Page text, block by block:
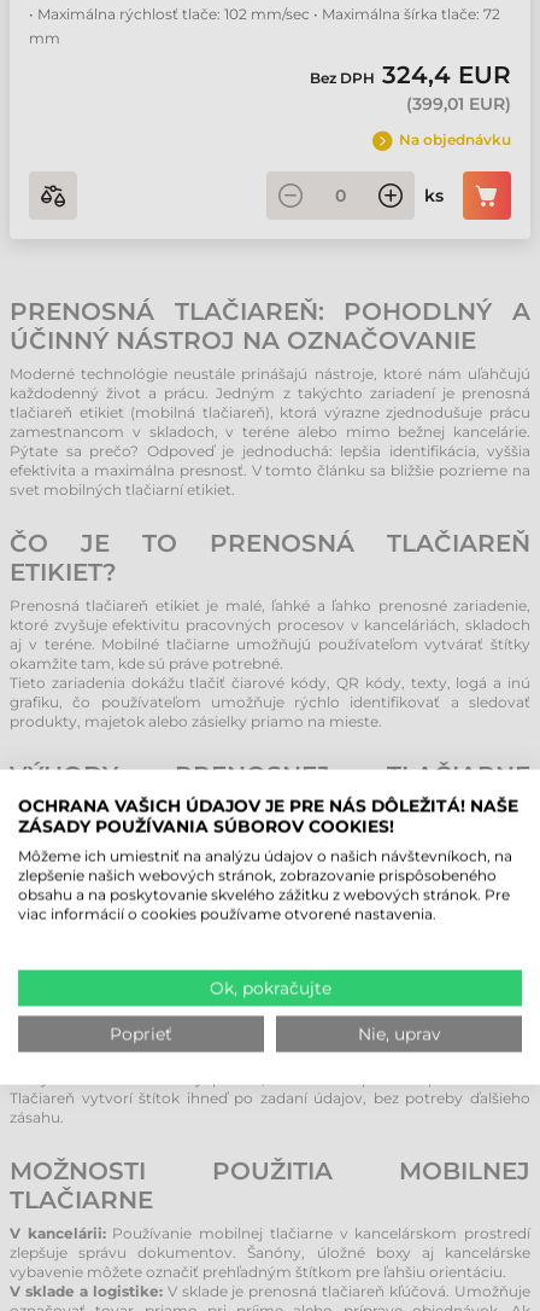
• Maximálna rýchlosť tlače: 102 mm/sec • Maximálna šírka tlače: 72
mm
Bez DPH 324,4 EUR
(399,01 EUR)
Na objednávku
ks
PRENOSNÁ TLAČIAREŇ: POHODLNÝ A
ÚČINNÝ NÁSTROJ NA OZNAČOVANIE
Moderné technológie neustále prinášajú nástroje, ktoré nám uľahčujú
každodenný život a prácu. Jedným z takýchto zariadení je prenosná
tlačiareň etikiet (mobilná tlačiareň), ktorá výrazne zjednodušuje prácu
zamestnancom v skladoch, v teréne alebo mimo bežnej kancelárie.
Pýtate sa prečo? Odpoveď je jednoduchá: lepšia identifikácia, vyššia
efektivita a maximálna presnosť. V tomto článku sa bližšie pozrieme na
svet mobilných tlačiarní etikiet.
ČO JE TO PRENOSNÁ TLAČIAREŇ
ETIKIET?
Prenosná tlačiareň etikiet je malé, ľahké a ľahko prenosné zariadenie,
ktoré zvyšuje efektivitu pracovných procesov v kanceláriách, skladoch
aj v teréne. Mobilné tlačiarne umožňujú používateľom vytvárať štítky
okamžite tam, kde sú práve potrebné.
Tieto zariadenia dokážu tlačiť čiarové kódy, QR kódy, texty, logá a inú
grafiku, čo používateľom umožňuje rýchlo identifikovať a sledovať
produkty, majetok alebo zásielky priamo na mieste.
VÝHODY PRENOSNEJ TLAČIARNE
ETIKIET
Mobilné tlačiarne etikiet ponúkajú množstvo výhod, vďaka ktorým sú
nepostrádateľné v mnohých odvetviach.
Mobilita a jednoduché ovládanie:V prvom rade sú tieto tlačiarne ľahké
a kompaktné, takže si ich môžete vziať kamkoľvek so sebou. Ich
intuitívne ovládanie šetrí čas a námahu, čím sa minimalizuje riziko chýb
úlohy – od riadenia skladových zásob cez tlač parkovacích lístkov až po
identifikáciu osôb na podujatiach. Etikety vytlačené na mieste uľahčujú
procesy v každej situácii.
Efektivita a presnosť:Používanie prenosných tlačiarní výrazne zvyšuje
Tlačiareň vytvorí štítok ihneď po zadaní údajov, bez potreby ďalšieho
zásahu.
MOŽNOSTI POUŽITIA MOBILNEJ
TLAČIARNE
V kancelárii:Používanie mobilnej tlačiarne v kancelárskom prostredí
zlepšuje správu dokumentov. Šanóny, úložné boxy aj kancelárske
vybavenie môžete označiť prehľadným štítkom pre ľahšiu orientáciu.
V sklade a logistike:V sklade je prenosná tlačiareň kľúčová. Umožňuje
OCHRANA VAŠICH ÚDAJOV JE PRE NÁS DÔLEŽITÁ! NAŠE
ZÁSADY POUŽÍVANIA SÚBOROV COOKIES!
Môžeme ich umiestniť na analýzu údajov o našich návštevníkoch, na
zlepšenie našich webových stránok, zobrazovanie prispôsobeného
obsahu a na poskytovanie skvelého zážitku z webových stránok. Pre
viac informácií o cookies používame otvorené nastavenia.
Ok, pokračujte
Poprieť Nie, uprav